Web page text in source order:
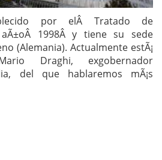
por elÂ Tratado de
1998Â y tiene su sede
(Alemania). Actualmente estÃ¡
Draghi, exgobernador
del que hablaremos mÃ¡s